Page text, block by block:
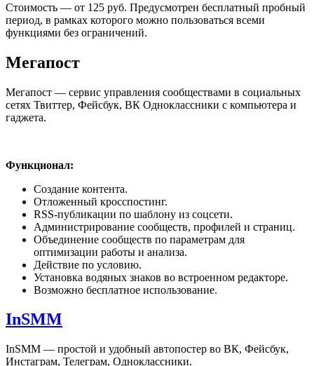
Стоимость — от 125 руб. Предусмотрен бесплатный пробный
период, в рамках которого можно пользоваться всеми
функциями без ограничений.
Мегапост
Мегапост — сервис управления сообществами в социальных
сетях Твиттер, Фейсбук, ВК Одноклассники с компьютера и
гаджета.
Функционал:
Создание контента.
Отложенный кросспостинг.
RSS-публикации по шаблону из соцсети.
Администрирование сообществ, профилей и страниц.
Объединение сообществ по параметрам для
оптимизации работы и анализа.
Действие по условию.
Установка водяных знаков во встроенном редакторе.
Возможно бесплатное использование.
InSMM
InSMM — простой и удобный автопостер во ВК, Фейсбук,
Инстаграм, Телеграм, Одноклассники.